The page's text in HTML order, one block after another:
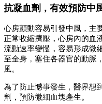
抗凝血劑，有效預防中
心房顫動容易引發中風，主
正常收縮擠壓，心房內的血
流動速率變慢，容易形成微
至全身，塞住各器官的動脈
風。
為了防止憾事發生，醫界想
劑，預防微細血塊產生。